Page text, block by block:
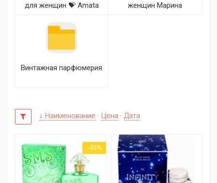
для женщин 💝 Amata
женщин Марина
Винтажная парфюмерия
↓ Наименование · Цена · Дата
--33%